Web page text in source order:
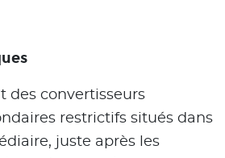
des convertisseurs
restrictifs situés dans
juste après les